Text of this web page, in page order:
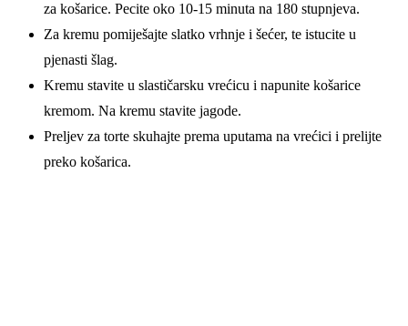
za košarice. Pecite oko 10-15 minuta na 180 stupnjeva.
Za kremu pomiješajte slatko vrhnje i šećer, te istucite u
pjenasti šlag.
Kremu stavite u slastičarsku vrećicu i napunite košarice
kremom. Na kremu stavite jagode.
Preljev za torte skuhajte prema uputama na vrećici i prelijte
preko košarica.